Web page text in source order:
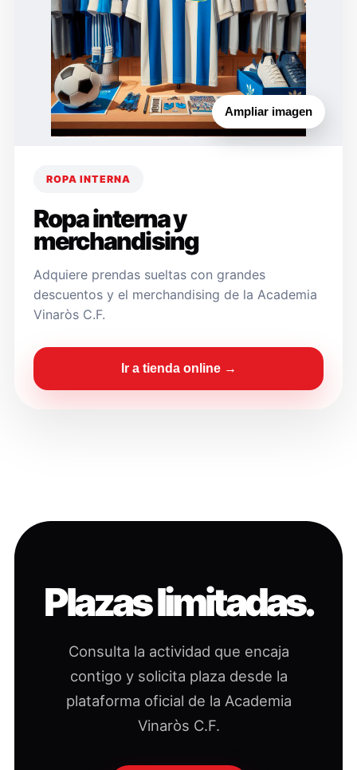
Ampliar imagen
ROPA INTERNA
Ropa interna y
merchandising
Adquiere prendas sueltas con grandes
descuentos y el merchandising de la Academia
Vinaròs C.F.
Ir a tienda online →
Plazas limitadas.
Consulta la actividad que encaja
contigo y solicita plaza desde la
plataforma oficial de la Academia
Vinaròs C.F.